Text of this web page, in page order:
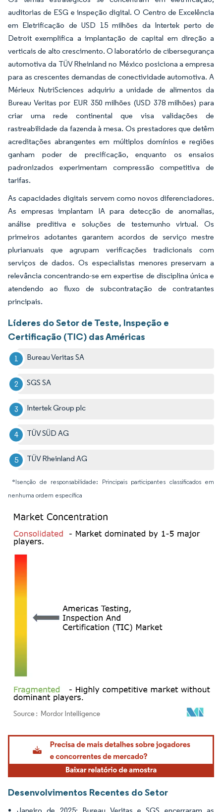
auditorias de ESG e inspeção digital. O Centro de Excelência
em Eletrificação de USD 15 milhões da Intertek perto de
Detroit exemplifica a implantação de capital em direção a
verticais de alto crescimento. O laboratório de cibersegurança
automotiva da TÜV Rheinland no México posiciona a empresa
para as crescentes demandas de conectividade automotiva. A
Mérieux NutriSciences adquiriu a unidade de alimentos da
Bureau Veritas por EUR 350 milhões (USD 378 milhões) para
criar uma rede continental que visa validações de
rastreabilidade da fazenda à mesa. Os prestadores que detêm
acreditações abrangentes em múltiplos domínios e regiões
ganham poder de precificação, enquanto os ensaios
padronizados experimentam compressão competitiva de
tarifas.
As capacidades digitais servem como novos diferenciadores.
As empresas implantam IA para detecção de anomalias,
análise preditiva e soluções de testemunho virtual. Os
primeiros adotantes garantem acordos de serviço mestre
plurianuais que agrupam verificações tradicionais com
serviços de dados. Os especialistas menores preservam a
relevância concentrando-se em expertise de disciplina única e
atendendo ao fluxo de subcontratação de contratantes
principais.
Líderes do Setor de Teste, Inspeção e
Certificação (TIC) das Américas
Bureau Veritas SA
SGS SA
Intertek Group plc
TÜV SÜD AG
TÜV Rheinland AG
*Isenção de responsabilidade: Principais participantes classificados em
nenhuma ordem específica
Imagem © Mordor Intelligence. O reuso requer atribuição conforme CC BY 4.0.
Desenvolvimentos Recentes do Setor
Janeiro de 2025: Bureau Veritas e SGS encerraram as